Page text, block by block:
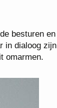
besturen en
in dialoog zijn
omarmen.